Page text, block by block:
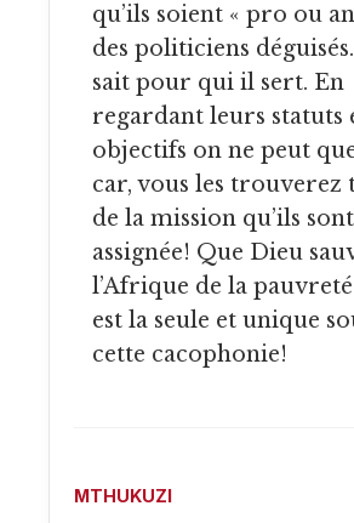
qu’ils soient « pro ou
des politiciens
sait pour qui il sert. En
regardant leurs statuts
objectifs on ne peut
car, vous les trouverez
de la mission qu’ils sont
assignée! Que Dieu
l’Afrique de la
est la seule et unique
cette cacophonie!
MTHUKUZI